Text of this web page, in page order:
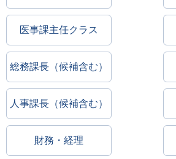
医事課主任クラス
総務課長（候補含む）
人事課長（候補含む）
財務・経理